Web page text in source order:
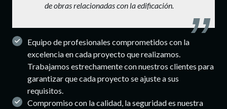
de obras relacionadas con la edificación.
Equipo de profesionales comprometidos con la
excelencia en cada proyecto que realizamos.
Trabajamos estrechamente con nuestros clientes para
garantizar que cada proyecto se ajuste a sus
requisitos.
Compromiso con la calidad, la seguridad es nuestra